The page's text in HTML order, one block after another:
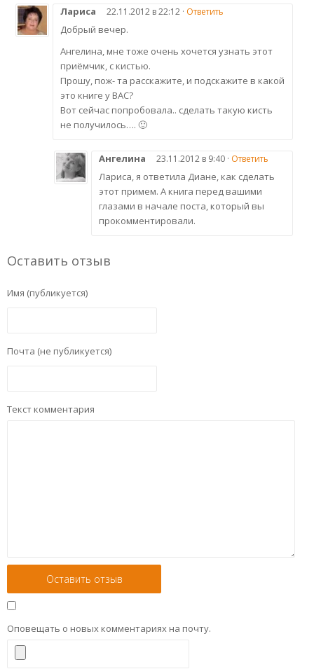
Лариса 22.11.2012 в 22:12 · Ответить
Добрый вечер.
Ангелина, мне тоже очень хочется узнать этот
приёмчик, с кистью.
Прошу, пож- та расскажите, и подскажите в какой
это книге у ВАС?
Вот сейчас попробовала.. сделать такую кисть
не получилось…. 🙂
Ангелина 23.11.2012 в 9:40 · Ответить
Лариса, я ответила Диане, как сделать
этот примем. А книга перед вашими
глазами в начале поста, который вы
прокомментировали.
Оставить отзыв
Имя (публикуется)
Почта (не публикуется)
Текст комментария
Оповещать о новых комментариях на почту.